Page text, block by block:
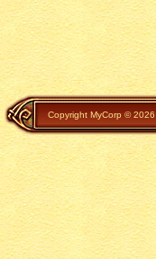
Copyright MyCorp © 2026